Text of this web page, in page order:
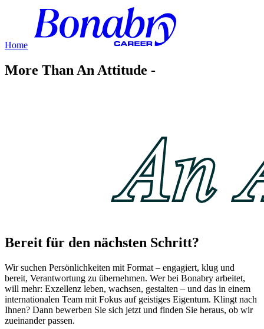
Home
More Than An Attitude -
Bereit für den nächsten Schritt?
Wir suchen Persönlichkeiten mit Format – engagiert, klug und
bereit, Verantwortung zu übernehmen. Wer bei Bonabry arbeitet,
will mehr: Exzellenz leben, wachsen, gestalten – und das in einem
internationalen Team mit Fokus auf geistiges Eigentum. Klingt nach
Ihnen? Dann bewerben Sie sich jetzt und finden Sie heraus, ob wir
zueinander passen.